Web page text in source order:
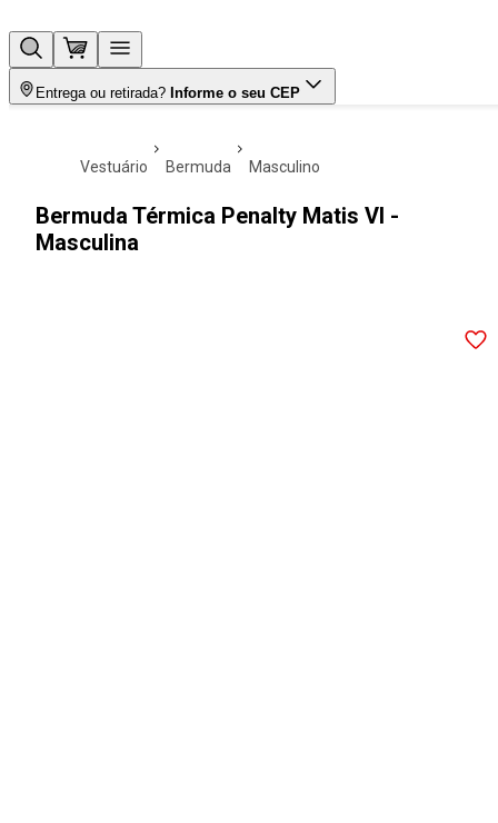
Entrega ou retirada? Informe o seu CEP
vestuário bermuda masculino
Bermuda Térmica Penalty Matis VI -
Masculina